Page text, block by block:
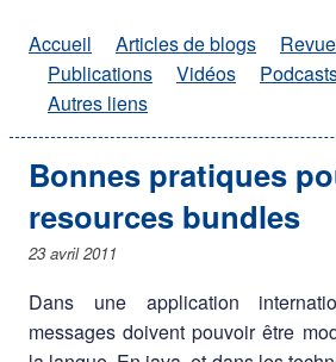
Accueil Articles de blogs
Publications
Vidéos
Autres liens
Bonnes pratiques
resources bundles
23 avril 2011
Dans une application
messages doivent pouvoir être